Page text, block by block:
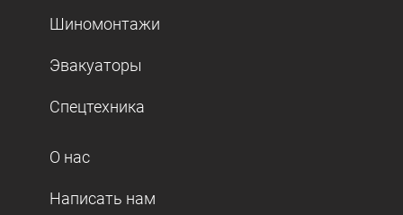
Шиномонтажи
Эвакуаторы
Спецтехника
О нас
Написать нам